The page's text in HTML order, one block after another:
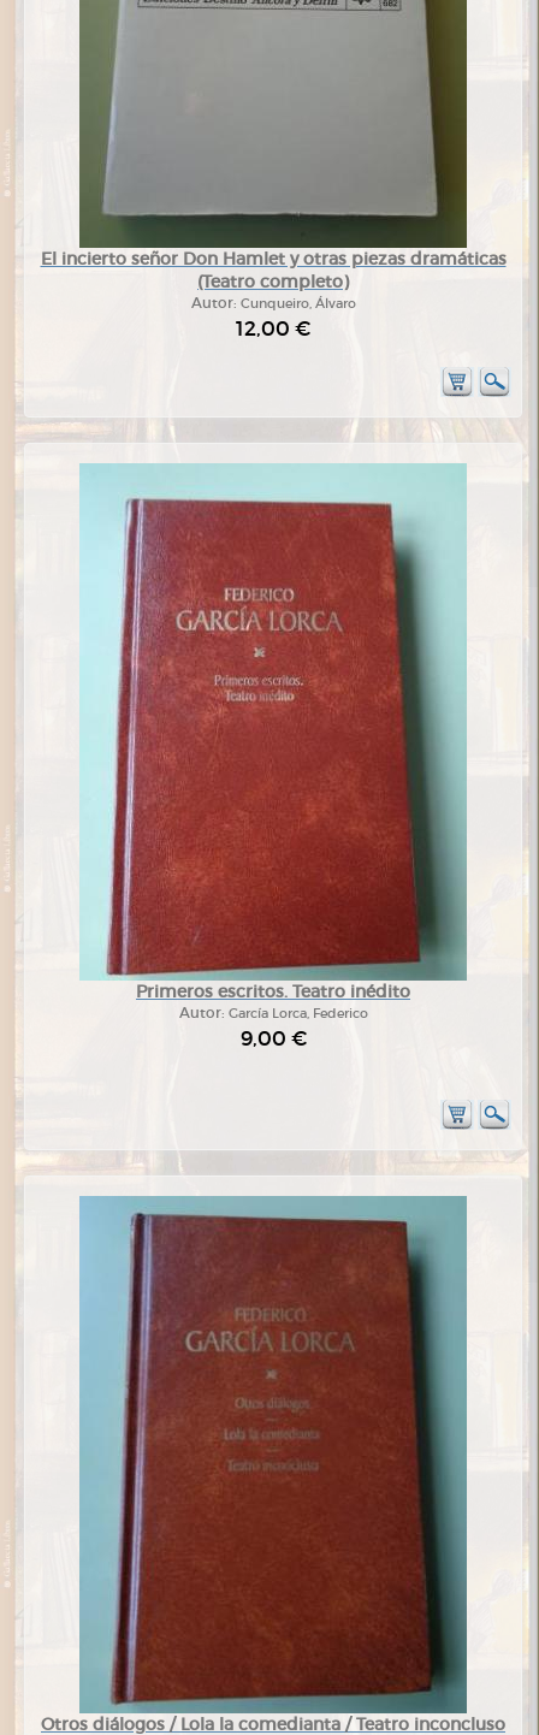
El incierto señor Don Hamlet y otras piezas dramáticas
(Teatro completo)
Autor: Cunqueiro, Álvaro
12,00 €
Primeros escritos. Teatro inédito
Autor: García Lorca, Federico
9,00 €
Otros diálogos / Lola la comedianta / Teatro inconcluso